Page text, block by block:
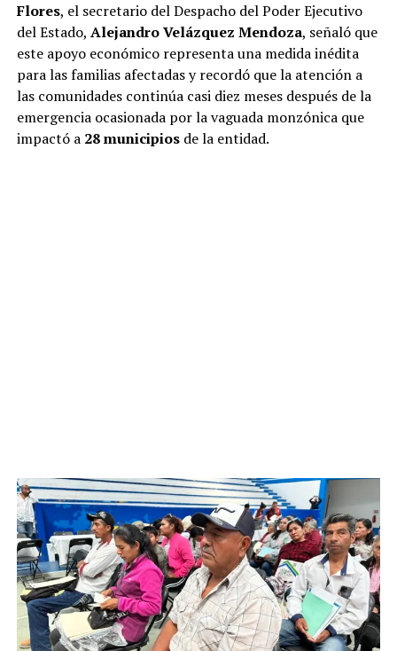
Flores, el secretario del Despacho del Poder Ejecutivo
del Estado, Alejandro Velázquez Mendoza, señaló que
este apoyo económico representa una medida inédita
para las familias afectadas y recordó que la atención a
las comunidades continúa casi diez meses después de la
emergencia ocasionada por la vaguada monzónica que
impactó a 28 municipiosde la entidad.